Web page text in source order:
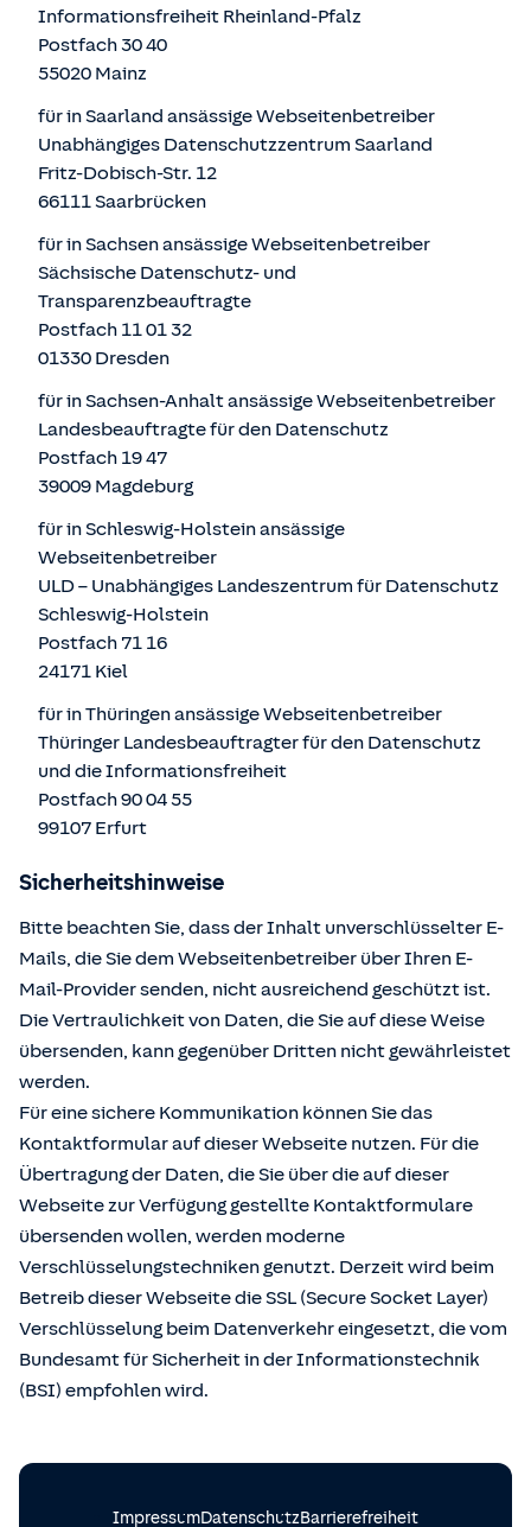
Informationsfreiheit Rheinland-Pfalz
Postfach 30 40
55020 Mainz
für in Saarland ansässige Webseitenbetreiber
Unabhängiges Datenschutzzentrum Saarland
Fritz-Dobisch-Str. 12
66111 Saarbrücken
für in Sachsen ansässige Webseitenbetreiber
Sächsische Datenschutz- und
Transparenzbeauftragte
Postfach 11 01 32
01330 Dresden
für in Sachsen-Anhalt ansässige Webseitenbetreiber
Landesbeauftragte für den Datenschutz
Postfach 19 47
39009 Magdeburg
für in Schleswig-Holstein ansässige
Webseitenbetreiber
ULD – Unabhängiges Landeszentrum für Datenschutz
Schleswig-Holstein
Postfach 71 16
24171 Kiel
für in Thüringen ansässige Webseitenbetreiber
Thüringer Landesbeauftragter für den Datenschutz
und die Informationsfreiheit
Postfach 90 04 55
99107 Erfurt
Sicherheitshinweise
Bitte beachten Sie, dass der Inhalt unverschlüsselter E-
Mails, die Sie dem Webseitenbetreiber über Ihren E-
Mail-Provider senden, nicht ausreichend geschützt ist.
Die Vertraulichkeit von Daten, die Sie auf diese Weise
übersenden, kann gegenüber Dritten nicht gewährleistet
werden.
Für eine sichere Kommunikation können Sie das
Kontaktformular auf dieser Webseite nutzen. Für die
Übertragung der Daten, die Sie über die auf dieser
Webseite zur Verfügung gestellte Kontaktformulare
übersenden wollen, werden moderne
Verschlüsselungstechniken genutzt. Derzeit wird beim
Betreib dieser Webseite die SSL (Secure Socket Layer)
Verschlüsselung beim Datenverkehr eingesetzt, die vom
Bundesamt für Sicherheit in der Informationstechnik
(BSI) empfohlen wird.
ImpressumDatenschutzBarrierefreiheit